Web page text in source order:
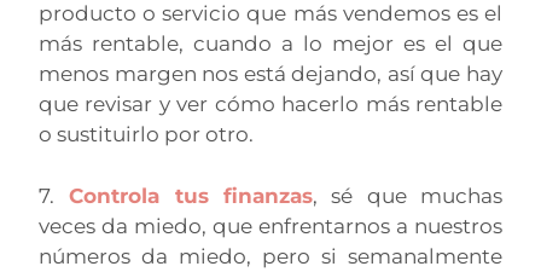
producto o servicio que más vendemos es el
más rentable, cuando a lo mejor es el que
menos margen nos está dejando, así que hay
que revisar y ver cómo hacerlo más rentable
o sustituirlo por otro.
7. Controla tus finanzas, sé que muchas
veces da miedo, que enfrentarnos a nuestros
números da miedo, pero si semanalmente